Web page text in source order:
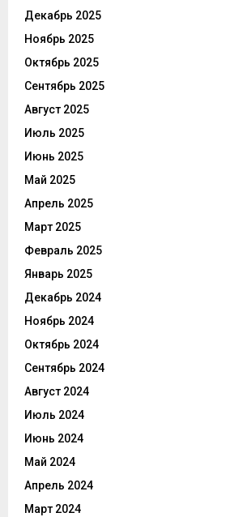
Декабрь 2025
Ноябрь 2025
Октябрь 2025
Сентябрь 2025
Август 2025
Июль 2025
Июнь 2025
Май 2025
Апрель 2025
Март 2025
Февраль 2025
Январь 2025
Декабрь 2024
Ноябрь 2024
Октябрь 2024
Сентябрь 2024
Август 2024
Июль 2024
Июнь 2024
Май 2024
Апрель 2024
Март 2024